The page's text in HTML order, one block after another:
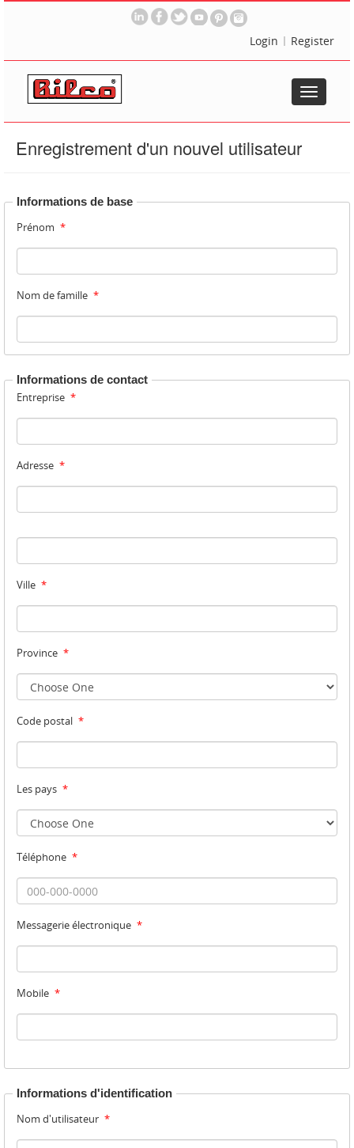
Login Register
Toggle
Enregistrement d'un nouvel utilisateur
Informations de base
Prénom *
Nom de famille *
Informations de contact
Entreprise *
Adresse *
Ville *
Province *
Code postal *
Les pays *
Téléphone *
Messagerie électronique *
Mobile *
Informations d'identification
Nom d'utilisateur *